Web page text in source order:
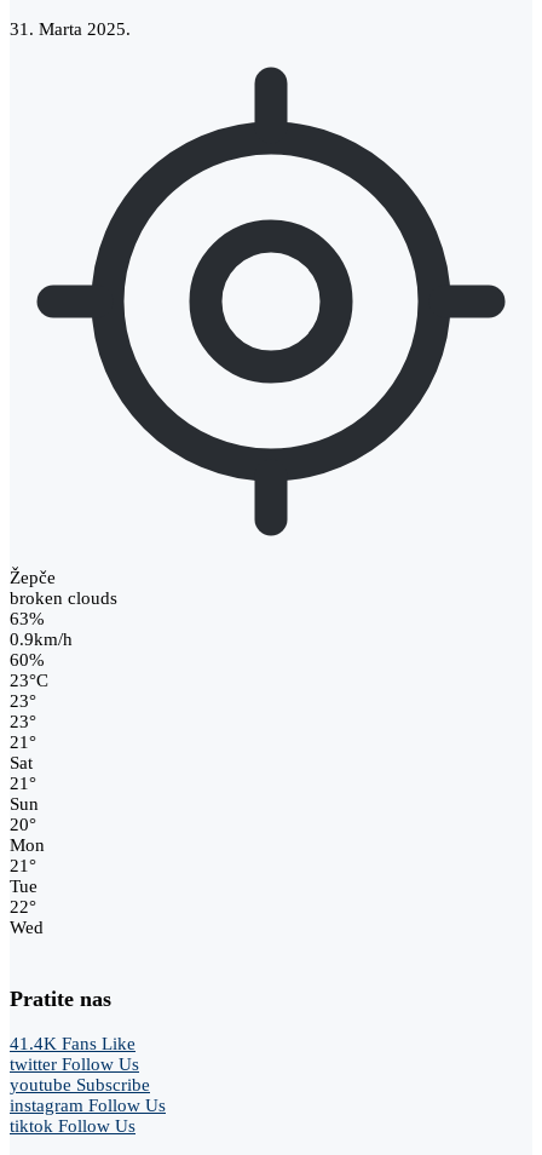
31. Marta 2025.
Žepče
broken clouds
63%
0.9km/h
60%
23°C
23°
23°
21°
Sat
21°
Sun
20°
Mon
21°
Tue
22°
Wed
Pratite nas
41.4K Fans Like
twitter Follow Us
youtube Subscribe
instagram Follow Us
tiktok Follow Us